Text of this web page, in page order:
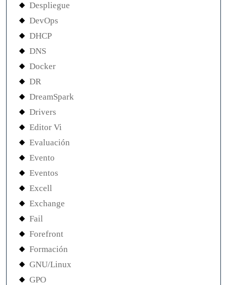
Despliegue
DevOps
DHCP
DNS
Docker
DR
DreamSpark
Drivers
Editor Vi
Evaluación
Evento
Eventos
Excell
Exchange
Fail
Forefront
Formación
GNU/Linux
GPO